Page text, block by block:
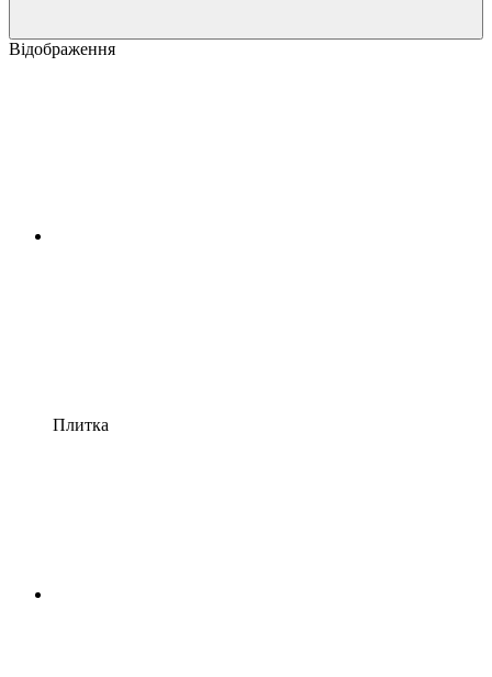
Відображення
Плитка